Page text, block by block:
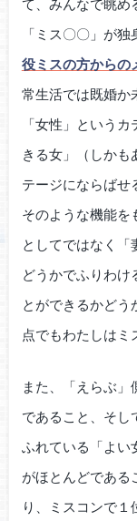
て、みんなで眺め
「ミス〇〇」が
役ミスの方からの
常生活では既婚か
「女性」という
きる女」（しかも
テージにならばせ
そのような機能を
としてではなく「
どうかでふりわけ
とができるかどう
点でもわたしはミ
また、「えらぶ
であること、そし
ふれている「よい
がほとんどである
り、ミスコンで